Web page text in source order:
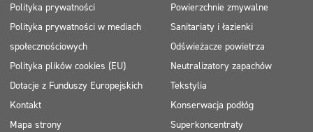
Polityka prywatności
Polityka prywatności w mediach
społecznościowych
Polityka plików cookies (EU)
Dotacje z Funduszy Europejskich
Kontakt
Mapa strony
Powierzchnie zmywalne
Sanitariaty i łazienki
Odświeżacze powietrza
Neutralizatory zapachów
Tekstylia
Konserwacja podłóg
Superkoncentraty